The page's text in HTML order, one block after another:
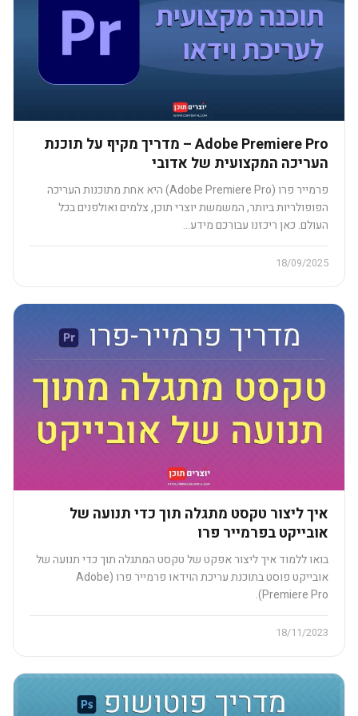
Adobe Premiere Pro – מדריך מקיף על תוכנת
העריכה המקצועית של אדובי
פרמייר פרו (Adobe Premiere Pro) היא אחת מתוכנות העריכה
הפופולריות ביותר, המשמשת יוצרי תוכן, צלמים ואולפנים בכל
העולם. כאן ריכזנו עבורכם מידע…
18/09/2025
איך ליצור טקסט מתגלה תוך כדי תנועה של
אובייקט בפרמייר פרו
בואו ללמוד איך ליצור אפקט של טקסט המתגלה תוך כדי תנועה של
אובייקט פוסט בתוכנת עריכת הוידאו פרמייר פרו (Adobe
Premiere Pro).
18/11/2023